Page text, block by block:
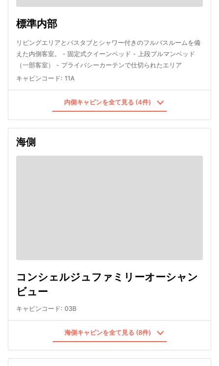
標準内部
リビングエリアとバスタブとシャワー付きのフルバスルームを備
えた内側客室。 - 固定式クイーンベッド - 上段プルマンベッド
（一部客室） - プライバシーカーテンで仕切られたエリア
キャビンコード: 11A
内側キャビンを全て見る (4件)
海側
コンシェルジュファミリーオーシャン
ビュー
キャビンコード: 03B
海側キャビンを全て見る (8件)